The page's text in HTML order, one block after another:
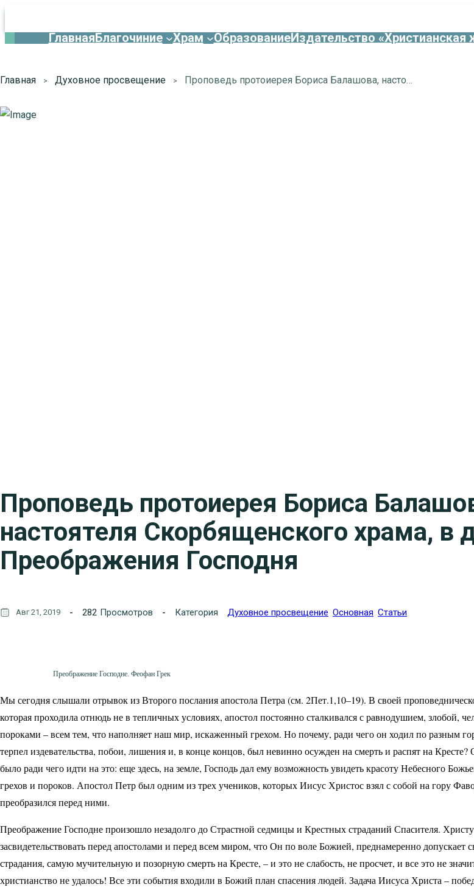
ГлавнаяБлагочиние Храм ОбразованиеИздательство «Христианская
Главная Духовное просвещение Проповедь протоиерея Бориса Балашова, настоятеля Скорбященского храма, в день Преображения Господня
Проповедь протоиерея Бориса
настоятеля Скорбященского храма, в
Преображения Господня
Авг 21, 2019 282 Просмотров Категория Духовное просвещение Основная Статьи
Преображение Господне. Феофан Грек
Мы сегодня слышали отрывок из Второго послания апостола Петра (см. 2Пет.1,10–19). В своей
которая проходила отнюдь не в тепличных условиях, апостол постоянно сталкивался с равнодушием, злобой,
пороками – всем тем, что наполняет наш мир, искаженный грехом. Но почему, ради чего он ходил по разным
терпел издевательства, побои, лишения и, в конце концов, был невинно осужден на смерть и распят на Кресте?
было ради чего идти на это: еще здесь, на земле, Господь дал ему возможность увидеть красоту Небесного
грехов и пороков. Апостол Петр был одним из трех учеников, которых Иисус Христос взял с собой на гору
преобразился перед ними.
Преображение Господне произошло незадолго до Страстной седмицы и Крестных страданий Спасителя.
засвидетельствовать перед апостолами и перед всем миром, что Он по воле Божией, преднамеренно допускает
страдания, самую мучительную и позорную смерть на Кресте, – и это не слабость, не просчет, и все это не
христианство не удалось! Все эти события входили в Божий план спасения людей. Задача Иисуса Христа –